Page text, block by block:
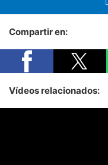
Compartir en:
Vídeos relacionados: